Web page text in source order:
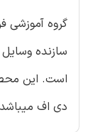
گروه آموزشی
دی اف